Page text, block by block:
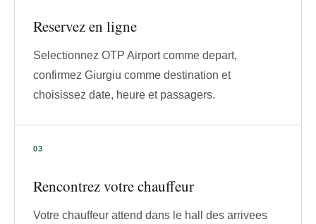
Reservez en ligne
Selectionnez OTP Airport comme depart,
confirmez Giurgiu comme destination et
choisissez date, heure et passagers.
Rencontrez votre chauffeur
Votre chauffeur attend dans le hall des arrivees